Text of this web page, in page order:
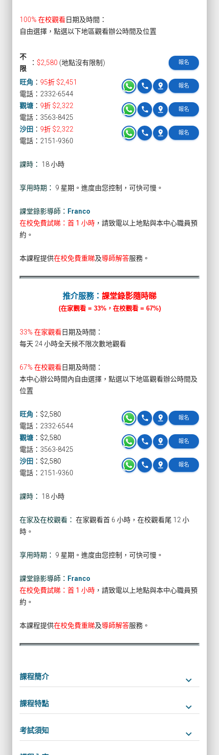
100% 在校觀看日期及時間：
自由選擇，點選以下地區觀看辦公時間及位置
不
限
： $2,580 (地點沒有限制) 報名
旺角 ： 95折 $2,451 報名
pin_drop
phone
電話：2332-6544
觀塘 ： 9折 $2,322 報名
pin_drop
phone
電話：3563-8425
沙田 ： 9折 $2,322 報名
pin_drop
phone
電話：2151-9360
課時： 18 小時
享用時期： 9 星期。進度由您控制，可快可慢。
課堂錄影導師： Franco
在校免費試睇：首 1 小時 ，請致電以上地點與本中心職員預
約。
本課程提供在校免費重睇及導師解答服務。
推介服務： 課堂錄影隨時睇
(在家觀看 = 33%，在校觀看 = 67%)
33% 在家觀看日期及時間：
每天 24 小時全天候不限次數地觀看
67% 在校觀看日期及時間：
本中心辦公時間內自由選擇，點選以下地區觀看辦公時間及
位置
旺角 ： $2,580 報名
pin_drop
phone
電話：2332-6544
觀塘 ： $2,580 報名
pin_drop
phone
電話：3563-8425
沙田 ： $2,580 報名
pin_drop
phone
電話：2151-9360
課時： 18 小時
在家及在校觀看： 在家觀看首 6 小時，在校觀看尾 12 小
時。
享用時期： 9 星期。進度由您控制，可快可慢。
課堂錄影導師： Franco
在校免費試睇：首 1 小時 ，請致電以上地點與本中心職員預
約。
本課程提供在校免費重睇及導師解答服務。
課程簡介 keyboard_arrow_down
課程特點 keyboard_arrow_down
考試須知 keyboard_arrow_down